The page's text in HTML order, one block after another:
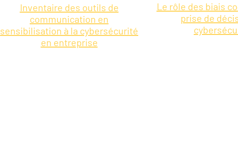
Inventaire des outils de
communication en
sensibilisation à la cybersécurité
en entreprise
Le rôle des biais
prise de